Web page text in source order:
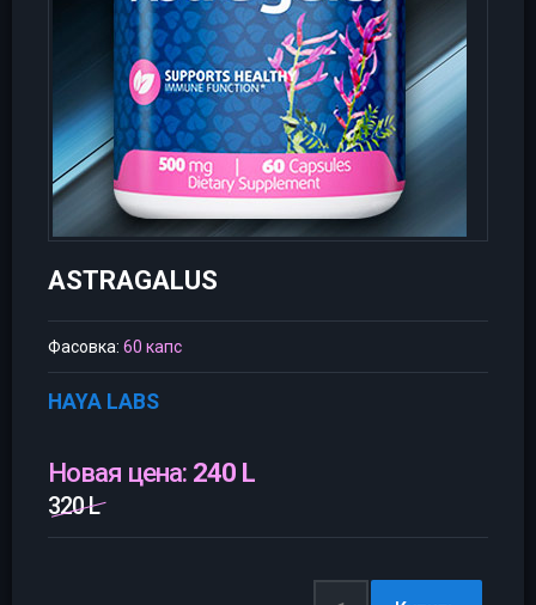
ASTRAGALUS
Фасовка: 60 капс
HAYA LABS
Новая цена: 240 L
320 L